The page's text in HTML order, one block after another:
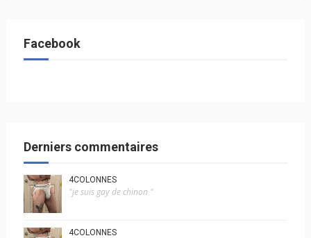
Facebook
Derniers commentaires
4COLONNES
"je suis gay de chinon "
4COLONNES